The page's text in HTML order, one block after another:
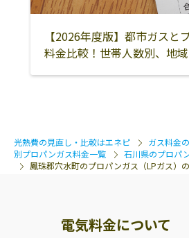
【2026年度版】都市ガスと
料金比較！世帯人数別、地
光熱費の見直し・比較はエネピ ガス料金
別プロパンガス料金一覧
石川県のプロパ
鳳珠郡穴水町のプロパンガス（LPガス）
電気料金について